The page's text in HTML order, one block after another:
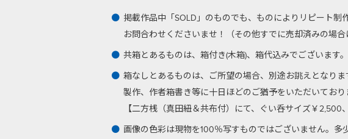
掲載作品中「SOLD」のものでも、ものによりリピート制
お問合わせくださいませ！（その他すでに売却済みの場合
共箱とあるものは、箱付き(木箱)、箱代込みでございます。
箱なしとあるものは、ご所望の場合、別途お誂えとなりま
製作、作者箱書き等に十日ほどのご猶予をいただいており
【二方桟（真田紐＆共布付）にて、ぐい呑サイズ￥
画像の色彩は現物を100％写すものではございません。多